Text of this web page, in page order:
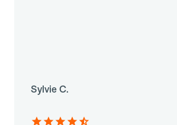
Sylvie C.